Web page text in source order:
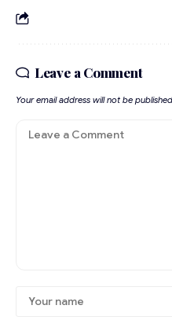
Leave a Comment
Your email address will not be